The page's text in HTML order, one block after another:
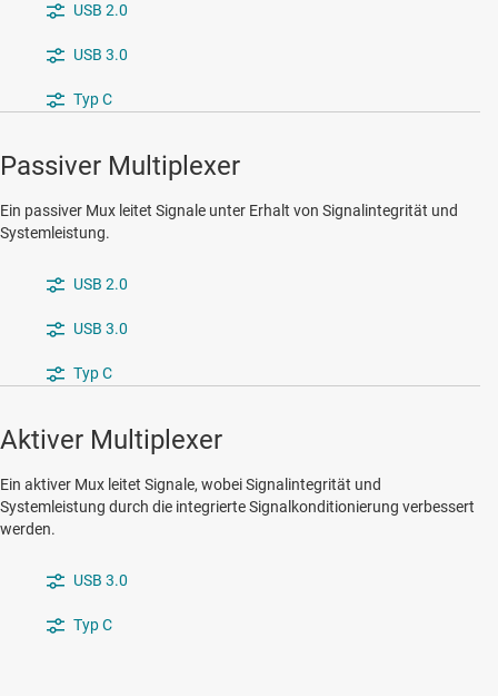
USB 2.0
USB 3.0
Typ C
Passiver Multiplexer
Ein passiver Mux leitet Signale unter Erhalt von Signalintegrität und
Systemleistung.
USB 2.0
USB 3.0
Typ C
Aktiver Multiplexer
Ein aktiver Mux leitet Signale, wobei Signalintegrität und
Systemleistung durch die integrierte Signalkonditionierung verbessert
werden.
USB 3.0
Typ C